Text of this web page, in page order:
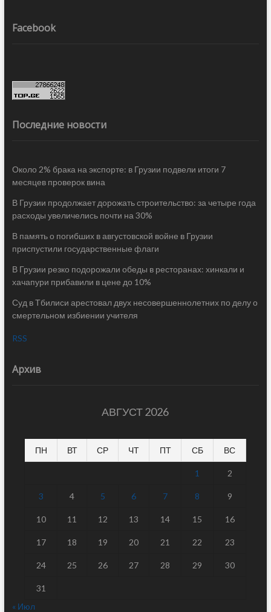
Facebook
Последние новости
Около 2% брака на экспорте: в Грузии подвели итоги 7
месяцев проверок вина
В Грузии продолжает дорожать строительство: за четыре года
расходы увеличелись почти на 30%
В память о погибших в августовской войне в Грузии
приспустили государственные флаги
В Грузии резко подорожали обеды в ресторанах: хинкали и
хачапури прибавили в цене до 10%
Суд в Тбилиси арестовал двух несовершеннолетних по делу о
смертельном избиении учителя
RSS
Архив
АВГУСТ 2026
ПН ВТ СР ЧТ ПТ СБ ВС
1 2
3 4 5 6 7 8 9
10 11 12 13 14 15 16
17 18 19 20 21 22 23
24 25 26 27 28 29 30
31
« Июл